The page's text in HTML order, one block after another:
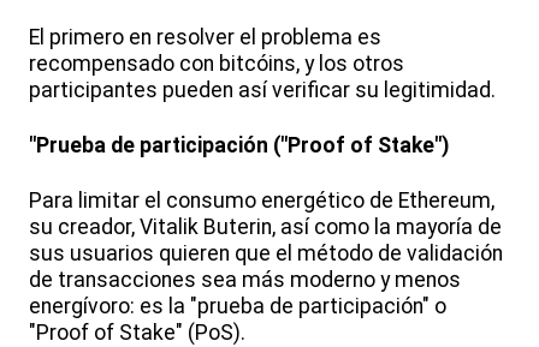
El primero en resolver el problema es
recompensado con bitcóins, y los otros
participantes pueden así verificar su legitimidad.
"Prueba de participación ("Proof of Stake")
Para limitar el consumo energético de Ethereum,
su creador, Vitalik Buterin, así como la mayoría de
sus usuarios quieren que el método de validación
de transacciones sea más moderno y menos
energívoro: es la "prueba de participación" o
"Proof of Stake" (PoS).